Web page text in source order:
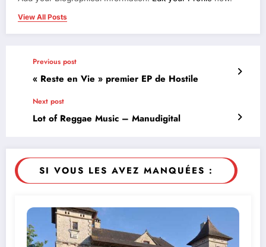
View All Posts
Previous post
« Reste en Vie » premier EP de Hostile
Next post
Lot of Reggae Music – Manudigital
SI VOUS LES AVEZ MANQUÉES :